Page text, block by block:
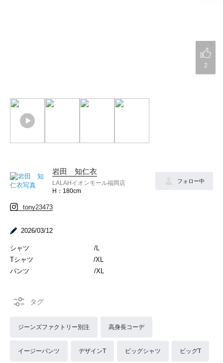
2
岩田 知仁衣
LALAHイオンモール福岡店
180cm
フォロー中
tony23473
2026/03/12
シャツ /L
Tシャツ /XL
パンツ /XL
ジーンズファクトリー別注 高身長コーデ
イージーパンツ デザインT ビッグシャツ ビッグT